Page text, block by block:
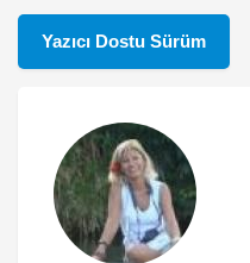
Yazıcı Dostu Sürüm